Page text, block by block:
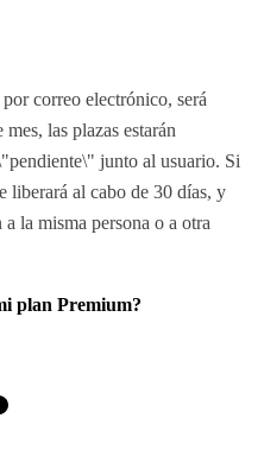
correo electrónico, será
las plazas estarán
junto al usuario. Si
liberará al cabo de 30 días, y
la misma persona o a otra
plan Premium?